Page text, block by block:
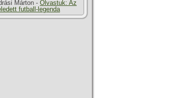
Márton - Olvastuk: Az
futball-legenda